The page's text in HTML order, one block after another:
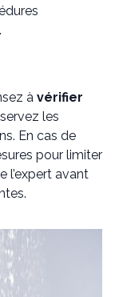
à vérifier
les
En cas de
pour limiter
l’expert avant